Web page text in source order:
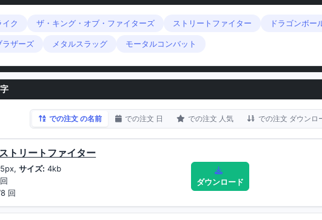
ク ザ・キング・オブ・ファイターズ ストリートファイター ドラゴンボー
ラザーズ メタルスラッグ モータルコンバット
での注文 の名前 での注文 日 での注文 人気 での注文 ダウンロ
トリートファイター
サイズ: 4kb
回
ダウンロード